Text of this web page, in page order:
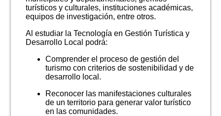
turísticos y culturales, instituciones académicas,
equipos de investigación, entre otros.
Al estudiar la Tecnología en Gestión Turística y
Desarrollo Local podrá:
Comprender el proceso de gestión del
turismo con criterios de sostenibilidad y de
desarrollo local.
Reconocer las manifestaciones culturales
de un territorio para generar valor turístico
en las comunidades.